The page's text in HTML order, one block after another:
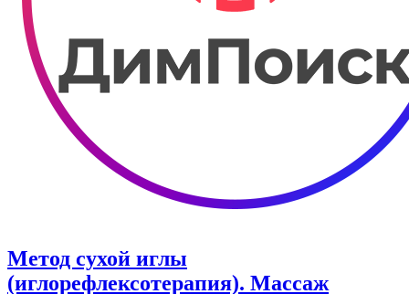
Метод сухой иглы
(иглорефлексотерапия). Массаж